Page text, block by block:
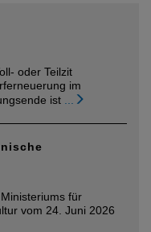
oder Teilzit
im
ist
für
vom 24. Juni 2026